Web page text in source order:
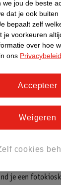
je niet thuis te
gecertificeerd
je een
we jou de beste
dat je ook
bepaalt zelf
je voorkeuren
over hoe
ons Privacybeleid
cookies
Weigeren
Accepteer